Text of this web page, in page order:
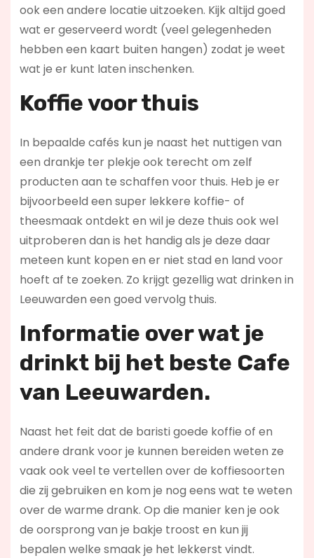
ook een andere locatie uitzoeken. Kijk altijd goed
wat er geserveerd wordt (veel gelegenheden
hebben een kaart buiten hangen) zodat je weet
wat je er kunt laten inschenken.
Koffie voor thuis
In bepaalde cafés kun je naast het nuttigen van
een drankje ter plekje ook terecht om zelf
producten aan te schaffen voor thuis. Heb je er
bijvoorbeeld een super lekkere koffie- of
theesmaak ontdekt en wil je deze thuis ook wel
uitproberen dan is het handig als je deze daar
meteen kunt kopen en er niet stad en land voor
hoeft af te zoeken. Zo krijgt gezellig wat drinken in
Leeuwarden een goed vervolg thuis.
Informatie over wat je
drinkt bij het beste Cafe
van Leeuwarden.
Naast het feit dat de baristi goede koffie of en
andere drank voor je kunnen bereiden weten ze
vaak ook veel te vertellen over de koffiesoorten
die zij gebruiken en kom je nog eens wat te weten
over de warme drank. Op die manier ken je ook
de oorsprong van je bakje troost en kun jij
bepalen welke smaak je het lekkerst vindt.